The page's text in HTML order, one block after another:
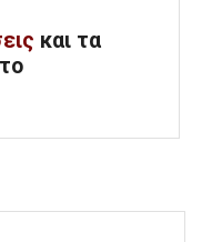
και τα